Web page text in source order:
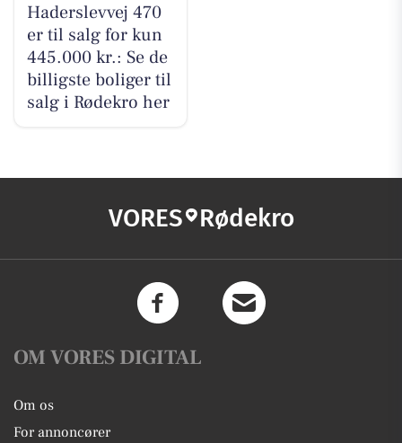
Haderslevvej 470
er til salg for kun
445.000 kr.: Se de
billigste boliger til
salg i Rødekro her
VORES Rødekro
OM VORES DIGITAL
Om os
For annoncører